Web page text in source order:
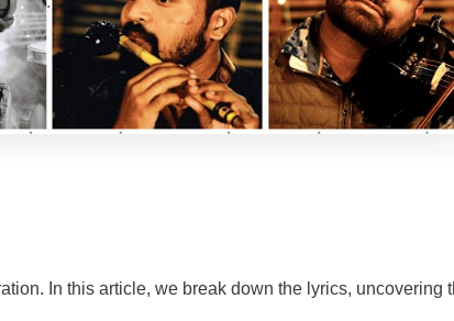
In this article, we break down the lyrics, uncovering